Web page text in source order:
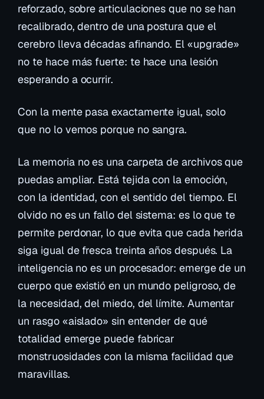
reforzado, sobre articulaciones que no se han
recalibrado, dentro de una postura que el
cerebro lleva décadas afinando. El «upgrade»
no te hace más fuerte: te hace una lesión
esperando a ocurrir.
Con la mente pasa exactamente igual, solo
que no lo vemos porque no sangra.
La memoria no es una carpeta de archivos que
puedas ampliar. Está tejida con la emoción,
con la identidad, con el sentido del tiempo. El
olvido no es un fallo del sistema: es lo que te
permite perdonar, lo que evita que cada herida
siga igual de fresca treinta años después. La
inteligencia no es un procesador: emerge de un
cuerpo que existió en un mundo peligroso, de
la necesidad, del miedo, del límite. Aumentar
un rasgo «aislado» sin entender de qué
totalidad emerge puede fabricar
monstruosidades con la misma facilidad que
maravillas.